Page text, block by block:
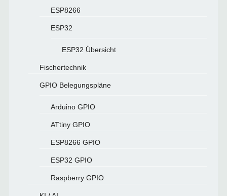
ESP8266
ESP32
ESP32 Übersicht
Fischertechnik
GPIO Belegungspläne
Arduino GPIO
ATtiny GPIO
ESP8266 GPIO
ESP32 GPIO
Raspberry GPIO